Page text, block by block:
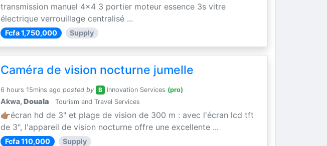
transmission manuel 4x4 3 portier moteur essence 3s vitre
électrique verrouillage centralisé ...
Fcfa 1,750,000 Supply
Caméra de vision nocturne jumelle
6 hours 15mins ago posted by B Innovation Services (pro)
Akwa,Douala Tourism and Travel Services
👉🏽écran hd de 3" et plage de vision de 300 m : avec l'écran lcd tft
de 3", l'appareil de vision nocturne offre une excellente ...
Fcfa 110,000 Supply